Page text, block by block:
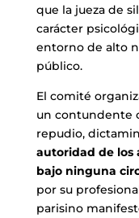
que la jueza de
carácter
entorno de alto
público.
El comité
un contundente
repudio,
autoridad de los
bajo ninguna
por su
parisino